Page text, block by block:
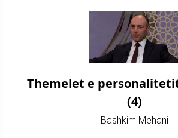
Themelet e
(4)
Bashkim Mehani